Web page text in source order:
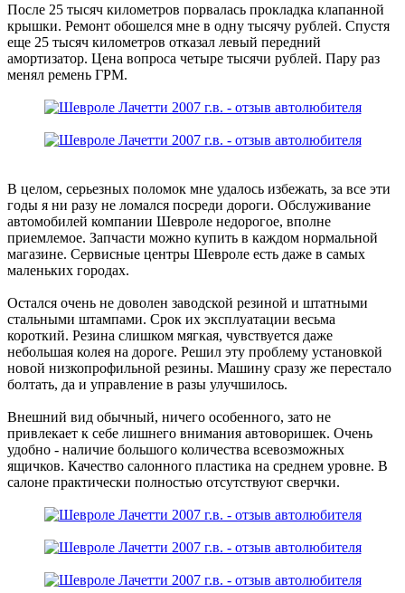
После 25 тысяч километров порвалась прокладка клапанной
крышки. Ремонт обошелся мне в одну тысячу рублей. Спустя
еще 25 тысяч километров отказал левый передний
амортизатор. Цена вопроса четыре тысячи рублей. Пару раз
менял ремень ГРМ.
В целом, серьезных поломок мне удалось избежать, за все эти
годы я ни разу не ломался посреди дороги. Обслуживание
автомобилей компании Шевроле недорогое, вполне
приемлемое. Запчасти можно купить в каждом нормальной
магазине. Сервисные центры Шевроле есть даже в самых
маленьких городах.
Остался очень не доволен заводской резиной и штатными
стальными штампами. Срок их эксплуатации весьма
короткий. Резина слишком мягкая, чувствуется даже
небольшая колея на дороге. Решил эту проблему установкой
новой низкопрофильной резины. Машину сразу же перестало
болтать, да и управление в разы улучшилось.
Внешний вид обычный, ничего особенного, зато не
привлекает к себе лишнего внимания автоворишек. Очень
удобно - наличие большого количества всевозможных
ящичков. Качество салонного пластика на среднем уровне. В
салоне практически полностью отсутствуют сверчки.